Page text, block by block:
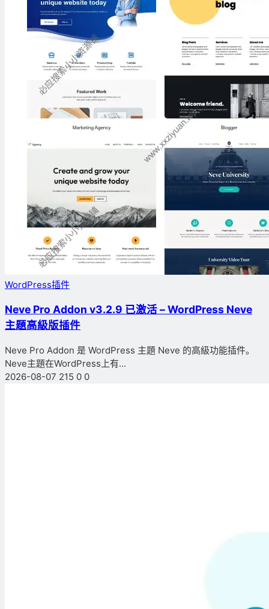
WordPress插件
Neve Pro Addon v3.2.9 已激活 – WordPress Neve
主題高級版插件
Neve Pro Addon 是 WordPress 主題 Neve 的高級功能插件。
Neve主題在WordPress上有...
2026-08-07 215 0 0